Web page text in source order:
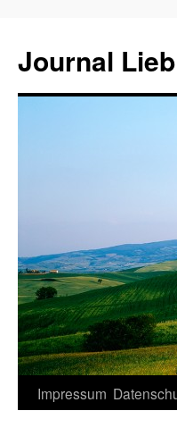
Journal
Zum
Impressum